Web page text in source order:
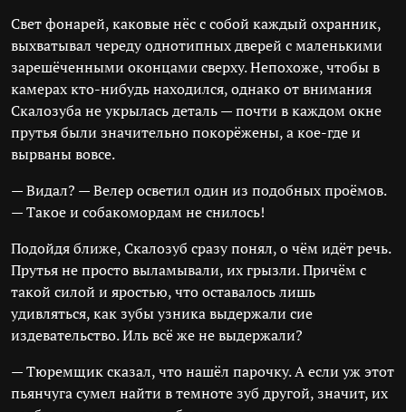
Свет фонарей, каковые нёс с собой каждый охранник,
выхватывал череду однотипных дверей с маленькими
зарешёченными оконцами сверху. Непохоже, чтобы в
камерах кто-нибудь находился, однако от внимания
Скалозуба не укрылась деталь — почти в каждом окне
прутья были значительно покорёжены, а кое-где и
вырваны вовсе.
— Видал? — Велер осветил один из подобных проёмов.
— Такое и собакомордам не снилось!
Подойдя ближе, Скалозуб сразу понял, о чём идёт речь.
Прутья не просто выламывали, их грызли. Причём с
такой силой и яростью, что оставалось лишь
удивляться, как зубы узника выдержали сие
издевательство. Иль всё же не выдержали?
— Тюремщик сказал, что нашёл парочку. А если уж этот
пьянчуга сумел найти в темноте зуб другой, значит, их